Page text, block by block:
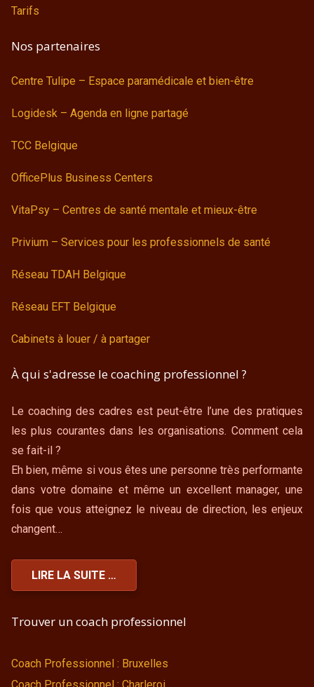
Tarifs
Nos partenaires
Centre Tulipe – Espace paramédicale et bien-être
Logidesk – Agenda en ligne partagé
TCC Belgique
OfficePlus Business Centers
VitaPsy – Centres de santé mentale et mieux-être
Privium – Services pour les professionnels de santé
Réseau TDAH Belgique
Réseau EFT Belgique
Cabinets à louer / à partager
À qui s'adresse le coaching professionnel ?
Le coaching des cadres est peut-être l’une des pratiques
les plus courantes dans les organisations. Comment cela
se fait-il ?
Eh bien, même si vous êtes une personne très performante
dans votre domaine et même un excellent manager, une
fois que vous atteignez le niveau de direction, les enjeux
changent…
LIRE LA SUITE …
Trouver un coach professionnel
Coach Professionnel : Bruxelles
Coach Professionnel : Charleroi